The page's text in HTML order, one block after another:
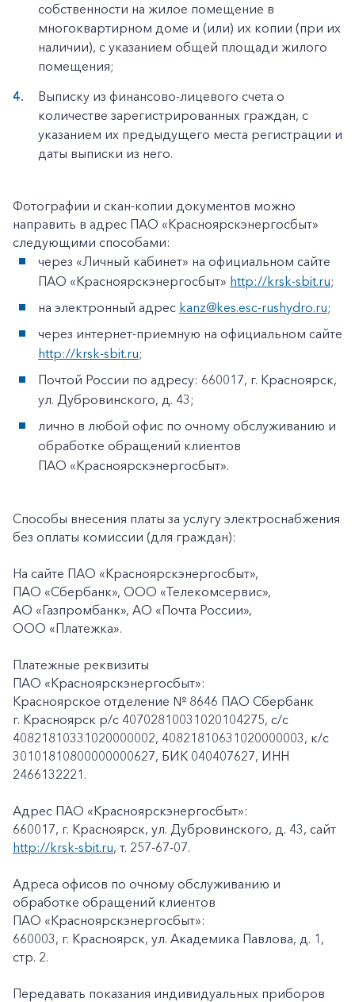
собственности на жилое помещение в
многоквартирном доме и (или) их копии (при их
наличии), с указанием общей площади жилого
помещения;
Выписку из финансово-лицевого счета о
количестве зарегистрированных граждан, с
указанием их предыдущего места регистрации и
даты выписки из него.
Фотографии и скан-копии документов можно
направить в адрес ПАО «Красноярскэнергосбыт»
следующими способами:
через «Личный кабинет» на официальном сайте
ПАО «Красноярскэнергосбыт» http://krsk-sbit.ru;
на электронный адрес kanz@kes.esc-rushydro.ru;
через интернет-приемную на официальном сайте
http://krsk-sbit.ru;
Почтой России по адресу: 660017, г. Красноярск,
ул. Дубровинского, д. 43;
лично в любой офис по очному обслуживанию и
обработке обращений клиентов
ПАО «Красноярскэнергосбыт».
Способы внесения платы за услугу электроснабжения
без оплаты комиссии (для граждан):
На сайте ПАО «Красноярскэнергосбыт»,
ПАО «Сбербанк», ООО «Телекомсервис»,
АО «Газпромбанк», АО «Почта России»,
ООО «Платежка».
Платежные реквизиты
ПАО «Красноярскэнергосбыт»:
Красноярское отделение № 8646 ПАО Сбербанк
г. Красноярск p/c 40702810031020104275, с/с
40821810331020000002, 40821810631020000003, к/c
30101810800000000627, БИК 040407627, ИНН
2466132221.
Адрес ПАО «Красноярскэнергосбыт»:
660017, г. Красноярск, ул. Дубровинского, д. 43, сайт
http://krsk-sbit.ru, т. 257-67-07.
Адреса офисов по очному обслуживанию и
обработке обращений клиентов
ПАО «Красноярскэнергосбыт»:
660003, г. Красноярск, ул. Академика Павлова, д. 1,
стр. 2.
Передавать показания индивидуальных приборов